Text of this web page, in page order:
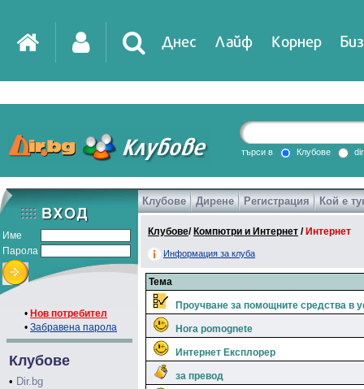
Днес Лайф Корнер
DirTV Impressio
Games
търси в Клубове
Име
Парола
• Нов потребител
• Забравена парола
Клубове
• Dir.bg
Клубове Дирене Регистрация Кой е
Клубове/ Компютри и Интернет / Интернет
Информация за клуба
Тема
Проучване за помощните средства в
Hora pomognete
Интернет Експлорер
за превод